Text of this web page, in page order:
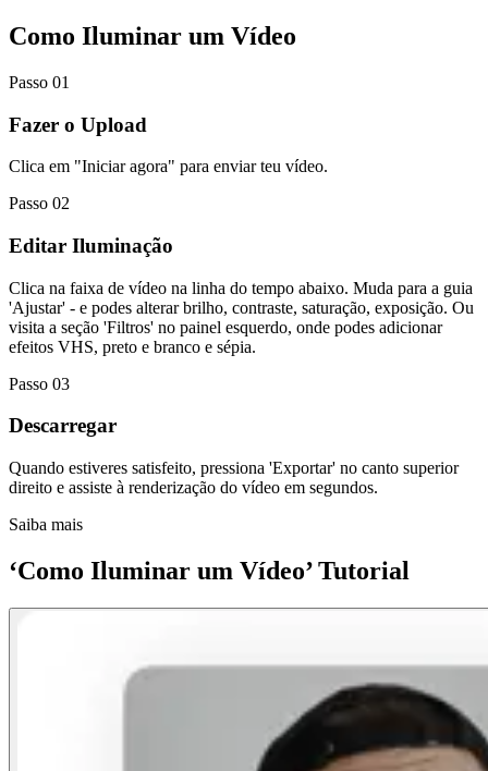
Como Iluminar um Vídeo
Passo 01
Fazer o Upload
Clica em "Iniciar agora" para enviar teu vídeo.
Passo 02
Editar Iluminação
Clica na faixa de vídeo na linha do tempo abaixo. Muda para a guia
'Ajustar' - e podes alterar brilho, contraste, saturação, exposição. Ou
visita a seção 'Filtros' no painel esquerdo, onde podes adicionar
efeitos VHS, preto e branco e sépia.
Passo 03
Descarregar
Quando estiveres satisfeito, pressiona 'Exportar' no canto superior
direito e assiste à renderização do vídeo em segundos.
Saiba mais
‘Como Iluminar um Vídeo’ Tutorial